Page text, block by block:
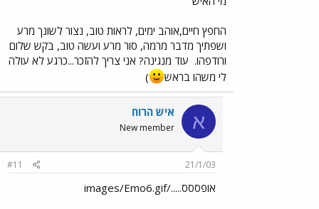
החפץ חיים,אוהב ימים, לראות טוב, נצור לשונך מרע
ושפתיך מדבר מרמה, סור מרע ועשה טוב, בקש שלום
ורודפהו. עוד מנגינה? אני צריך להזכר...כרגע לא עולה
לי משהו בראש
)
א איש הרוח
New member
21/1/03
#11
אופססס...../images/Emo6.gif